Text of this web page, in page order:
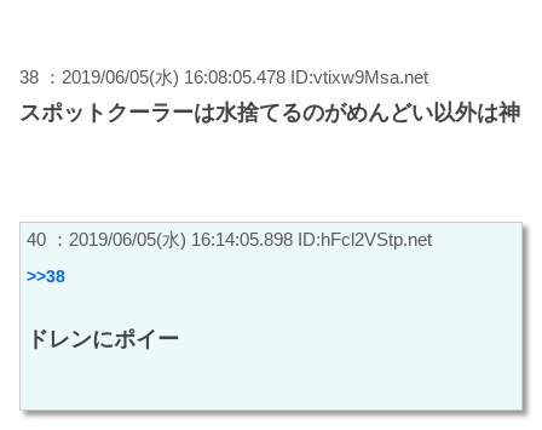
38 ：2019/06/05(水) 16:08:05.478 ID:vtixw9Msa.net
スポットクーラーは水捨てるのがめんどい以外は神
40 ：2019/06/05(水) 16:14:05.898 ID:hFcl2VStp.net
>>38
ドレンにポイー